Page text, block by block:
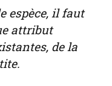
espèce, il faut
attribut
de la